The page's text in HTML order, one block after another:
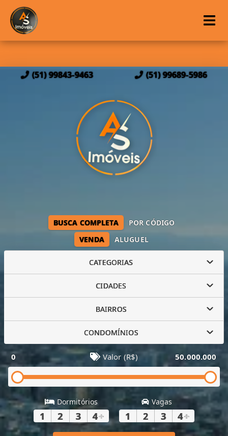
(51) 99843-9463 (51) 99689-5986
VENDA ALUGUEL
BUSCA COMPLETA POR CÓDIGO
CATEGORIAS
CIDADES
BAIRROS
CONDOMÍNIOS
0 Valor (R$) 50.000.000
Dormitórios
1 2 3 4+
Vagas
1 2 3 4+